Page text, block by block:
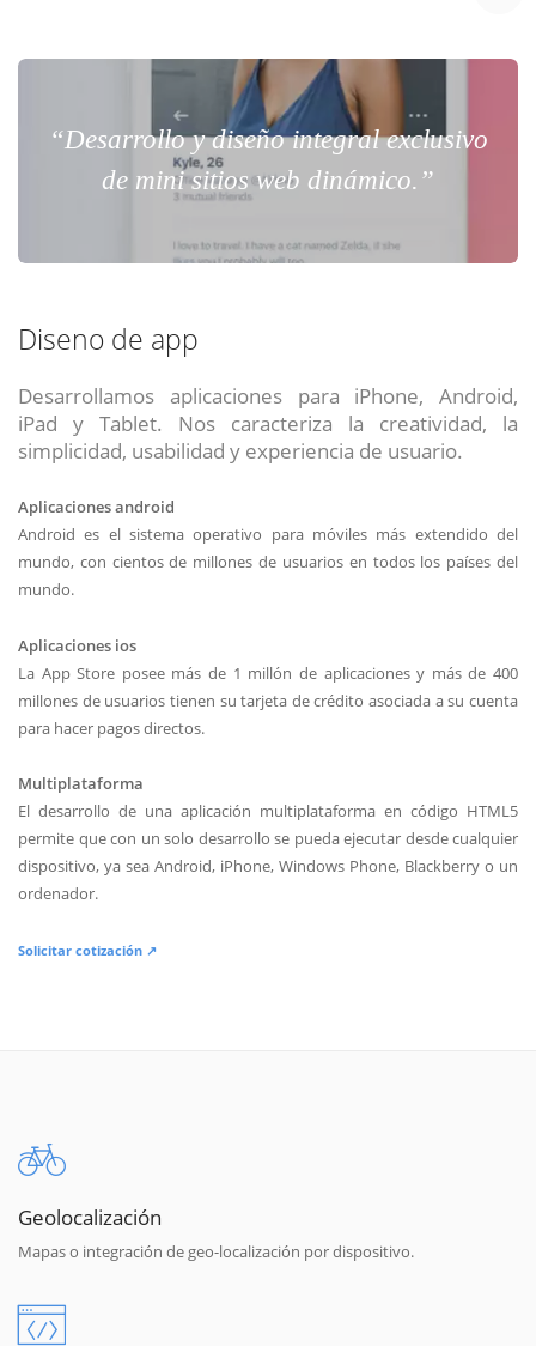
“Desarrollo y diseño integral exclusivo
de mini sitios web dinámico.”
Diseno de app
Desarrollamos aplicaciones para iPhone, Android,
iPad y Tablet. Nos caracteriza la creatividad, la
simplicidad, usabilidad y experiencia de usuario.
Aplicaciones android
Android es el sistema operativo para móviles más extendido del
mundo, con cientos de millones de usuarios en todos los países del
mundo.
Aplicaciones ios
La App Store posee más de 1 millón de aplicaciones y más de 400
millones de usuarios tienen su tarjeta de crédito asociada a su cuenta
para hacer pagos directos.
Multiplataforma
El desarrollo de una aplicación multiplataforma en código HTML5
permite que con un solo desarrollo se pueda ejecutar desde cualquier
dispositivo, ya sea Android, iPhone, Windows Phone, Blackberry o un
ordenador.
Solicitar cotización ↗
Geolocalización
Mapas o integración de geo-localización por dispositivo.